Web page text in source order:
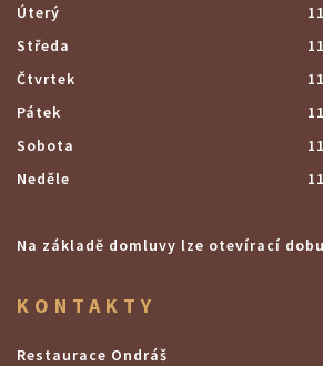
Úterý
Středa
Čtvrtek
Pátek
Sobota
Neděle
Na základě domluvy lze otevírací
KONTAKTY
Restaurace Ondráš